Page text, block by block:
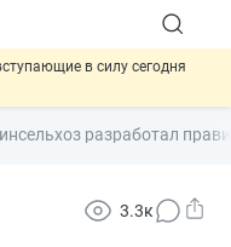
в силу сегодня
опасных товаров через
документах предлагают
разработал
3.3к